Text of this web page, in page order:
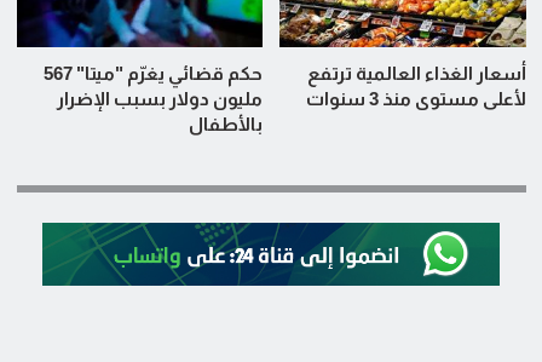
أسعار الغذاء العالمية ترتفع
لأعلى مستوى منذ 3 سنوات
حكم قضائي يغرّم "ميتا" 567
مليون دولار بسبب الإضرار
بالأطفال